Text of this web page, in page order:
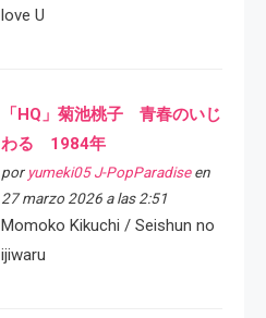
love U
「HQ」菊池桃子 青春のいじ
わる 1984年
por yumeki05 J-PopParadiseen
27 marzo 2026 a las 2:51
Momoko Kikuchi / Seishun no
ijiwaru